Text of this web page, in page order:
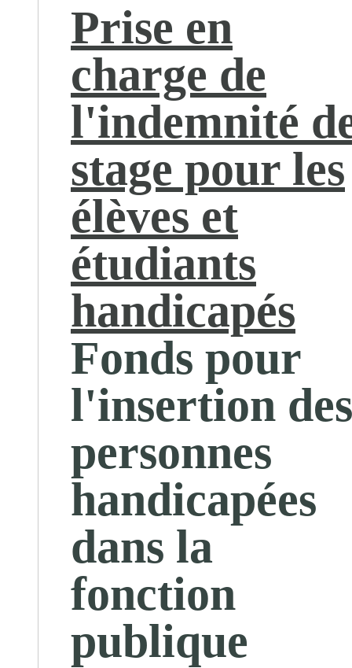
Prise en
charge de
l'indemnité
stage pour les
élèves et
étudiants
handicapés
Fonds pour
l'insertion des
personnes
handicapées
dans la
fonction
publique